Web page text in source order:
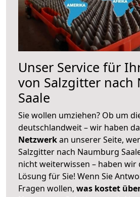
Unser Service für
von Salzgitter nach
Saale
Sie wollen umziehen? Ob um
deutschlandweit – wir haben
Netzwerkan unserer Seite,
Salzgitter nach Naumburg
nicht weiterwissen – haben wir
Lösung für Sie! Wenn Sie
Fragen wollen, was kostet